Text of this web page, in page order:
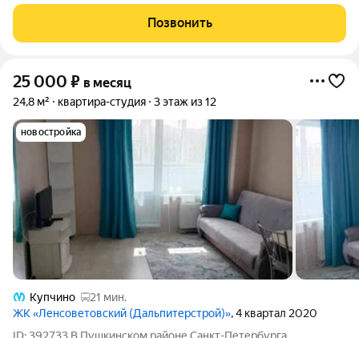
трамвая с выделенной линией 5 минут пешком. Без пробок.Позвонить
25 000 ₽ в месяц
24,8 м² квартира-студия 3 этаж из 12
новостройка
Купчино
21 мин.
ЖК «Ленсоветовский (Дальпитерстрой)», 4 квартал 2020